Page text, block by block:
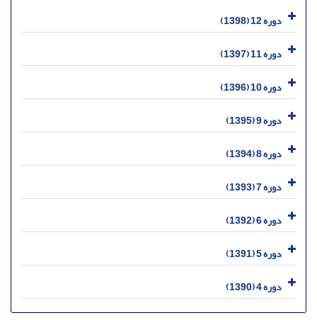
دوره 12 (1398)
دوره 11 (1397)
دوره 10 (1396)
دوره 9 (1395)
دوره 8 (1394)
دوره 7 (1393)
دوره 6 (1392)
دوره 5 (1391)
دوره 4 (1390)